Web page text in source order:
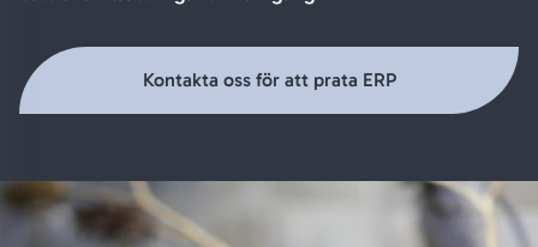
Kontakta oss för att prata ERP